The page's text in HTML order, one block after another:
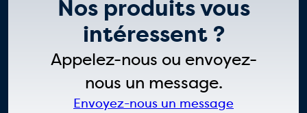
Nos produits vous
intéressent ?
Appelez-nous ou envoyez-
nous un message.
Envoyez-nous un message